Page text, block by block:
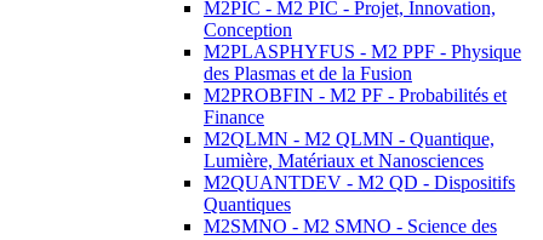
M2PIC - M2 PIC - Projet, Innovation,
Conception
M2PLASPHYFUS - M2 PPF - Physique
des Plasmas et de la Fusion
M2PROBFIN - M2 PF - Probabilités et
Finance
M2QLMN - M2 QLMN - Quantique,
Lumière, Matériaux et Nanosciences
M2QUANTDEV - M2 QD - Dispositifs
Quantiques
M2SMNO - M2 SMNO - Science des